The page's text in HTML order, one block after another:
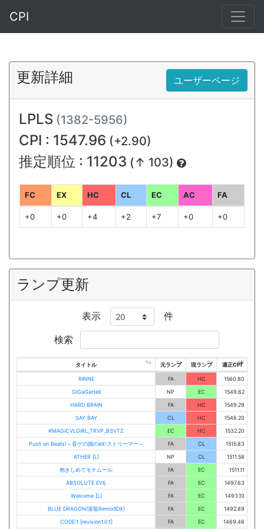
CPI
更新詳細 ユーザーページ
LPLS (1382-5956)
CPI : 1547.96 (+2.90)
推定順位 : 11203 (↑ 103)
FC EX HC CL EC AC FA
+0 +0 +4 +2 +7 +0 +0
ランプ更新
表示 件
検索
タイトル 元ランプ 現ランプ 適正CPI
RINNE FA HC
1560.80
GiGaGaHell
NP EC
1549.62
HARD BRAIN
FA HC
1549.29
SAY BAY
CL HC
1546.20
#MAGiCVLGiRL_TRVP_B3VTZ
EC HC
1532.20
Push on Beats!～音ゲの国のeX-ストリーマー～
FA CL
1515.83
ATHER [L]
NP CL
1511.58
抱きしめてモナムール
FA EC
1511.11
ABSOLUTE EVIL
FA EC
1497.63
Welcome [L]
FA EC
1493.10
BLUE DRAGON(雷龍RemixIIDX)
FA EC
1492.89
CODE:1 [revision1.0.1]
FA EC 1469.46